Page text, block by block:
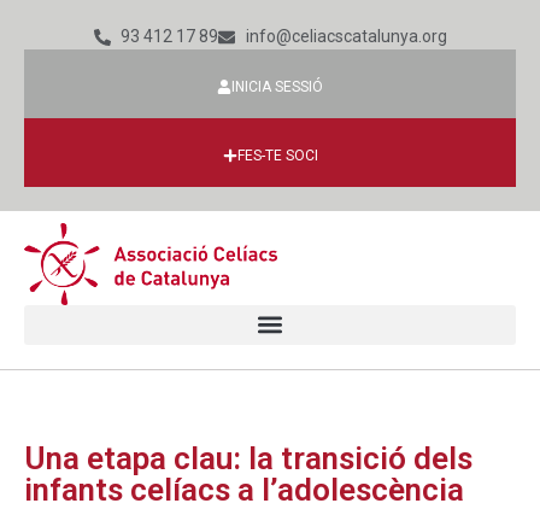
93 412 17 89 info@celiacscatalunya.org
INICIA SESSIÓ
FES-TE SOCI
Una etapa clau: la transició dels
infants celíacs a l’adolescència